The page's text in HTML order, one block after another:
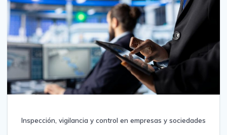
Inspección, vigilancia y control en empresas y sociedades